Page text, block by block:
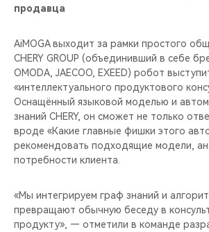
продавца
AiMOGA выходит за рамки простого
CHERY GROUP (объединивший в себе
OMODA, JAECOO, EXEED) робот
«интеллектуального продуктового
Оснащённый языковой моделью и
знаний CHERY, он сможет не только
вроде «Какие главные фишки этого
рекомендовать подходящие модели,
потребности клиента.
«Мы интегрируем граф знаний и
превращают обычную беседу в
продукту», — отметили в команде